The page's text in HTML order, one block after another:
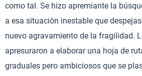
como tal. Se hizo apremiante la
a esa situación inestable que
nuevo agravamiento de la fragilidad.
apresuraron a elaborar una hoja de
graduales pero ambiciosos que se